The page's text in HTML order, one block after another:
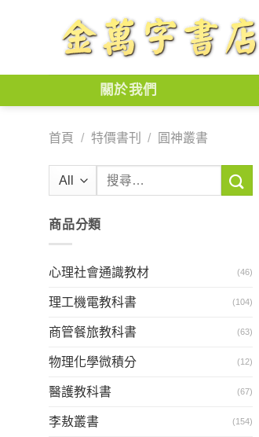
關於我們
首頁 / 特價書刊 / 圓神叢書
鍵
商品分類
心理社會通識教材 (46)
理工機電教科書 (104)
商管餐旅教科書 (63)
物理化學微積分 (12)
醫護教科書 (67)
李敖叢書 (154)